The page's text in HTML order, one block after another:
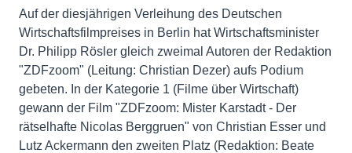
Auf der diesjährigen Verleihung des Deutschen
Wirtschaftsfilmpreises in Berlin hat Wirtschaftsminister
Dr. Philipp Rösler gleich zweimal Autoren der Redaktion
"ZDFzoom" (Leitung: Christian Dezer) aufs Podium
gebeten. In der Kategorie 1 (Filme über Wirtschaft)
gewann der Film "ZDFzoom: Mister Karstadt - Der
rätselhafte Nicolas Berggruen" von Christian Esser und
Lutz Ackermann den zweiten Platz (Redaktion: Beate